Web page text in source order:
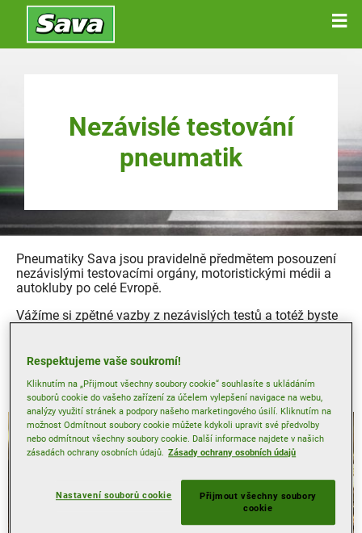
Nezávislé testování
pneumatik
Pneumatiky Sava jsou pravidelně předmětem posouzení
nezávislými testovacími orgány, motoristickými médii a
autokluby po celé Evropě.
Vážíme si zpětné vazby z nezávislých testů a totéž byste
které nejsou spojeny s žádnou značkou, jsou dobrým
očekávat.
Kritéria výkonnosti
Respektujeme vaše soukromí!
Kliknutím na „Přijmout všechny soubory cookie“ souhlasíte s ukládáním
souborů cookie do vašeho zařízení za účelem vylepšení navigace na webu,
analýzy využití stránek a podpory našeho marketingového úsilí. Kliknutím na
možnost Odmítnout soubory cookie můžete kdykoli upravit své předvolby
nebo odmítnout všechny soubory cookie. Další informace najdete v našich
zásadách ochrany osobních údajů. Zásady ochrany osobních údajů
Nastavení souborů cookie
Přijmout všechny soubory
cookie